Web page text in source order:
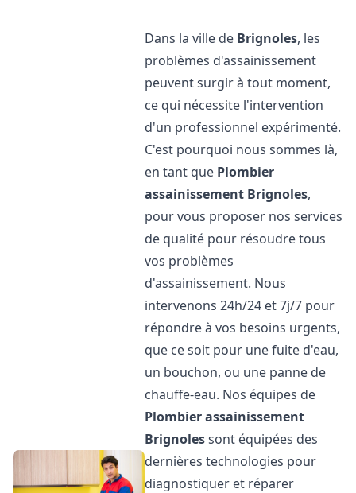
Dans la ville de Brignoles, les
problèmes d'assainissement
peuvent surgir à tout moment,
ce qui nécessite l'intervention
d'un professionnel expérimenté.
C'est pourquoi nous sommes là,
en tant que Plombier
assainissement Brignoles,
pour vous proposer nos services
de qualité pour résoudre tous
vos problèmes
d'assainissement. Nous
intervenons 24h/24 et 7j/7 pour
répondre à vos besoins urgents,
que ce soit pour une fuite d'eau,
un bouchon, ou une panne de
chauffe-eau. Nos équipes de
Plombier assainissement
Brignolessont équipées des
dernières technologies pour
diagnostiquer et réparer